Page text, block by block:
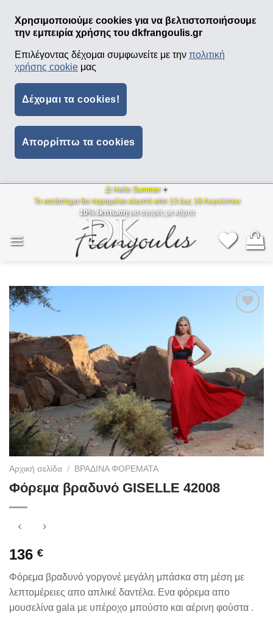
Χρησιμοποιούμε cookies για να βελτιστοποιήσουμε
την εμπειρία χρήσης του dkfrangoulis.gr
Επιλέγοντας δέχομαι συμφωνείτε με την πολιτική
χρήσης cookie μας
Δέχομαι τα cookies!
Απορρίπτω τα cookies
⛱ Hello Summer ☀️
Το κατάστημα θα παραμείνει κλειστό απο 13 έως 18 Αυγούστου
10% έκπτωσηγια αγορές με κάρτα
Αρχική σελίδα / ΒΡΑΔΙΝΑ ΦΟΡΕΜΑΤΑ
Φόρεμα βραδυνό GISELLE 42008
136 €
Φόρεμα βραδυνό γοργονέ μεγάλη μπάσκα στη μέση με
λεπτομέρειες απο απλικέ δαντέλα. Ενα φόρεμα απο
μουσελίνα gala με υπέροχο μπούστο και αέρινη φούστα .